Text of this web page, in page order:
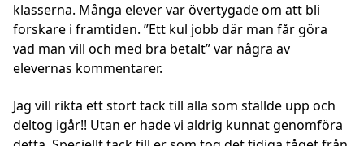
klasserna. Många elever var övertygade om att bli
forskare i framtiden. ”Ett kul jobb där man får göra
vad man vill och med bra betalt” var några av
elevernas kommentarer.
Jag vill rikta ett stort tack till alla som ställde upp och
deltog igår!! Utan er hade vi aldrig kunnat genomföra